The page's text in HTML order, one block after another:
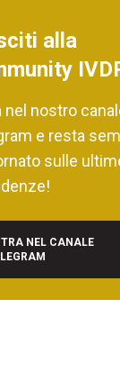
alla
nel nostro
e resta
sulle
NEL CANALE